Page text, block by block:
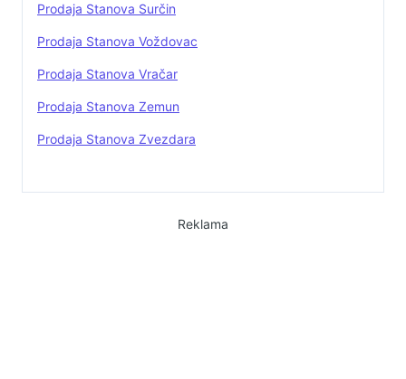
Prodaja Stanova Surčin
Prodaja Stanova Voždovac
Prodaja Stanova Vračar
Prodaja Stanova Zemun
Prodaja Stanova Zvezdara
Reklama